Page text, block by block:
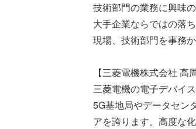
技術部門の業務に興味
大手企業ならではの落
現場、技術部門を事務
【三菱電機株式会社 高
三菱電機の電子デバイ
5G基地局やデータセン
アを誇ります。高度な